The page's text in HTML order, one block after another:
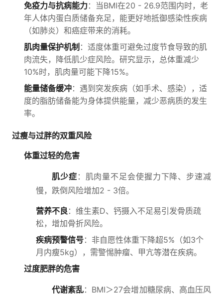
免疫力与抗病能力：当BMI在20 - 26.9范围内时，老
年人体内蛋白质储备充足，能更好地抵御感染性疾病
（如肺炎）和癌症带来的消耗。
肌肉量保护机制 ：适度体重可避免过度节食导致的肌
肉流失，降低肌少症风险。研究显示，总体重减少
10%时，肌肉量可能下降15%。
能量储备缓冲：遇到突发疾病（如手术、感染），适
度的脂肪储备能为身体提供能量，减少恶病质的发生
率。
过瘦与过胖的双重风险
体重过轻的危害
肌少症 ：肌肉量不足会使握力下降、步速减
慢，跌倒风险增加2 - 3倍。
营养不良：维生素D、钙摄入不足易引发骨质疏
松，增加骨折风险。
疾病预警信号：非自愿性体重下降超5%（如3个
月内瘦5kg），需警惕肿瘤、甲亢等潜在疾病。
过度肥胖的危害
代谢紊乱：BMI＞27会增加糖尿病、高血压风